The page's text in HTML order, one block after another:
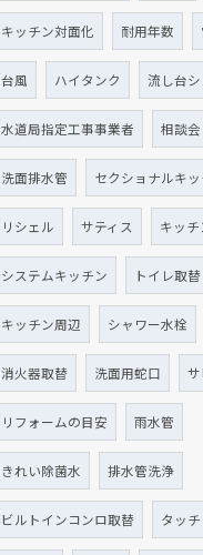
キッチン対面化 耐用年数
台風 ハイタンク 流し台シ
水道局指定工事事業者 相談会
洗面排水管 セクショナルキ
リシェル サティス キッ
システムキッチン トイレ取替
キッチン周辺 シャワー水栓
消火器取替 洗面用蛇口
リフォームの目安 雨水管
きれい除菌水 排水管洗浄
ビルトインコンロ取替 タッ